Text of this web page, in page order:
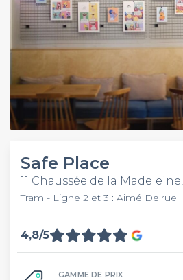
Safe Place
11 Chaussée de la
Tram - Ligne 2 et 3 : Aimé Delrue
4,8/5
GAMME DE PRIX